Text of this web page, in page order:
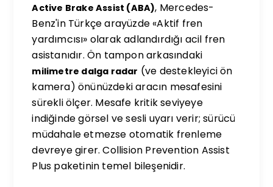
Active Brake Assist (ABA), Mercedes-
Benz'in Türkçe arayüzde «Aktif fren
yardımcısı» olarak adlandırdığı acil fren
asistanıdır. Ön tampon arkasındaki
milimetre dalga radar (ve destekleyici ön
kamera) önünüzdeki aracın mesafesini
sürekli ölçer. Mesafe kritik seviyeye
indiğinde görsel ve sesli uyarı verir; sürücü
müdahale etmezse otomatik frenleme
devreye girer. Collision Prevention Assist
Plus paketinin temel bileşenidir.